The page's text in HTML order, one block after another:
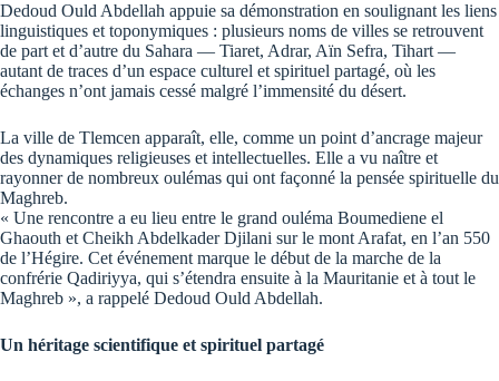
Dedoud Ould Abdellah appuie sa démonstration en soulignant les liens
linguistiques et toponymiques : plusieurs noms de villes se retrouvent
de part et d’autre du Sahara — Tiaret, Adrar, Aïn Sefra, Tihart —
autant de traces d’un espace culturel et spirituel partagé, où les
échanges n’ont jamais cessé malgré l’immensité du désert.
La ville de Tlemcen apparaît, elle, comme un point d’ancrage majeur
des dynamiques religieuses et intellectuelles. Elle a vu naître et
rayonner de nombreux oulémas qui ont façonné la pensée spirituelle du
Maghreb.
« Une rencontre a eu lieu entre le grand ouléma Boumediene el
Ghaouth et Cheikh Abdelkader Djilani sur le mont Arafat, en l’an 550
de l’Hégire. Cet événement marque le début de la marche de la
confrérie Qadiriyya, qui s’étendra ensuite à la Mauritanie et à tout le
Maghreb », a rappelé Dedoud Ould Abdellah.
Un héritage scientifique et spirituel partagé